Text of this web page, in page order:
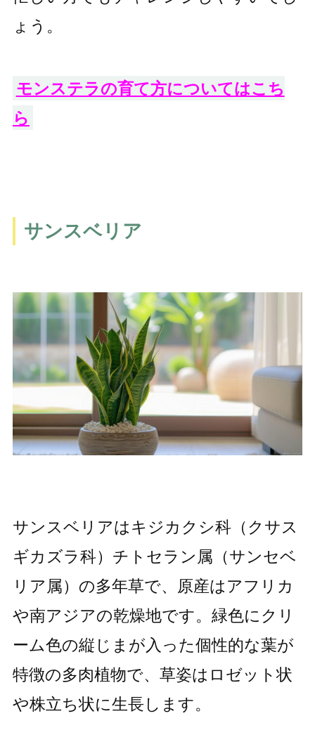
ょう。
モンステラの育て方についてはこち
ら
サンスベリア
サンスベリアはキジカクシ科（クサス
ギカズラ科）チトセラン属（サンセベ
リア属）の多年草で、原産はアフリカ
や南アジアの乾燥地です。緑色にクリ
ーム色の縦じまが入った個性的な葉が
特徴の多肉植物で、草姿はロゼット状
や株立ち状に生長します。